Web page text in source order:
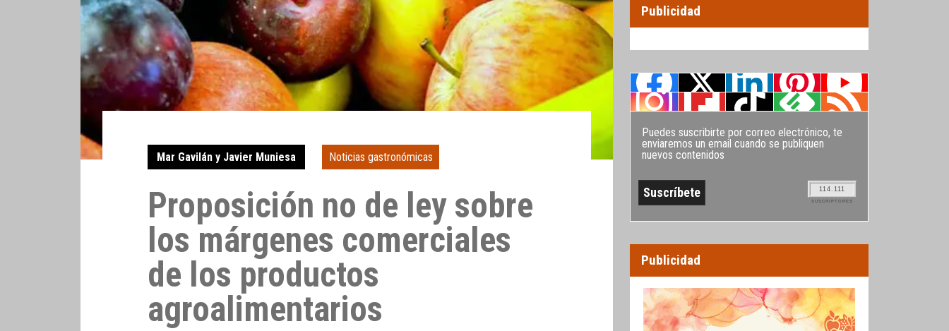
Mar Gavilán y Javier Muniesa Noticias gastronómicas
Proposición no de ley sobre
los márgenes comerciales
de los productos
agroalimentarios
Publicidad
Puedes suscribirte por correo electrónico, te
enviaremos un email cuando se publiquen
nuevos contenidos
114.111
SUSCRIPTORES
Publicidad